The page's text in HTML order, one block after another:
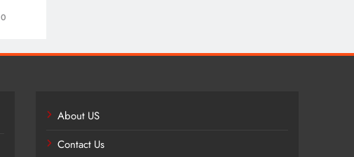
0
About US
Contact Us